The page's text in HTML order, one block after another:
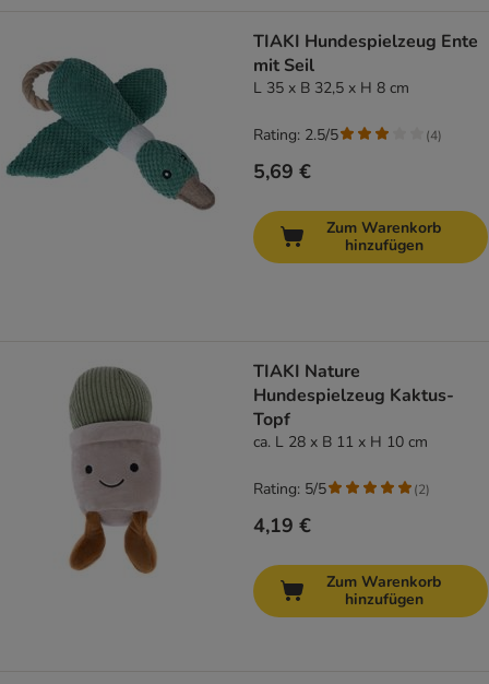
TIAKI Hundespielzeug Ente
mit Seil
L 35 x B 32,5 x H 8 cm
5,69 €
Rating: 2.5/5 (4)
Zum Warenkorb
hinzufügen
TIAKI Nature
Hundespielzeug Kaktus-
Topf
ca. L 28 x B 11 x H 10 cm
4,19 €
Rating: 5/5 (2)
Zum Warenkorb
hinzufügen